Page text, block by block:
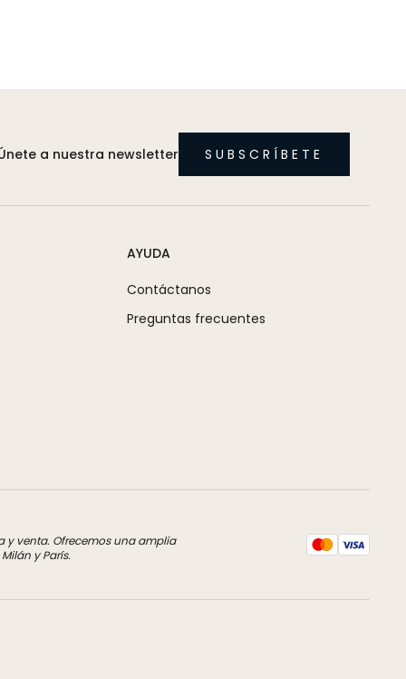
a nuestra newsletter SUBSCRÍBETE
AYUDA
Contáctanos
Preguntas frecuentes
y venta. Ofrecemos una amplia
y París.